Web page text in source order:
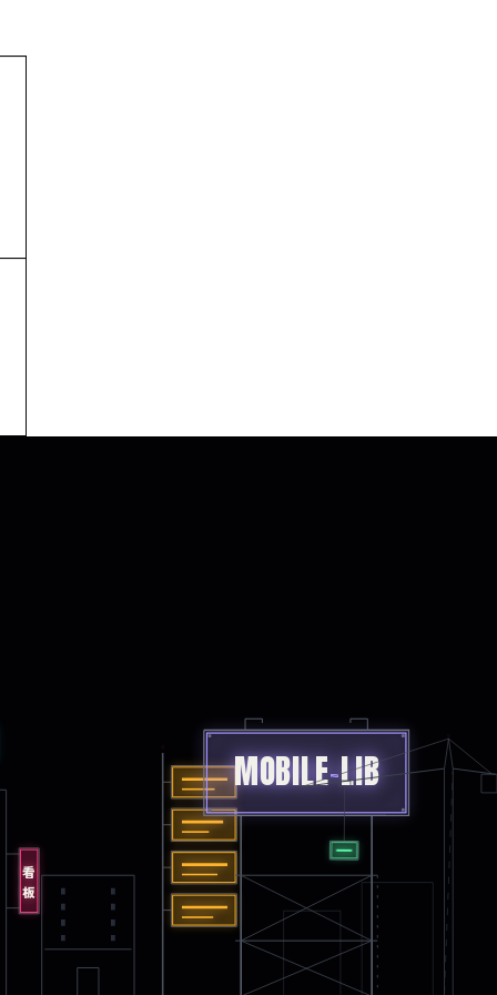
看板
MOBILE-LIB